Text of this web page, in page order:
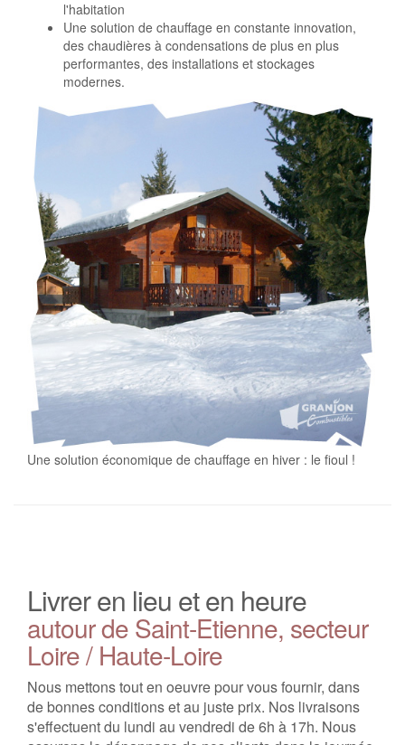
l'habitation
Une solution de chauffage en constante innovation,
des chaudières à condensations de plus en plus
performantes, des installations et stockages
modernes.
Une solution économique de chauffage en hiver : le fioul !
Livrer en lieu et en heure
autour de Saint-Etienne, secteur
Loire / Haute-Loire
Nous mettons tout en oeuvre pour vous fournir, dans
de bonnes conditions et au juste prix. Nos livraisons
s'effectuent du lundi au vendredi de 6h à 17h. Nous